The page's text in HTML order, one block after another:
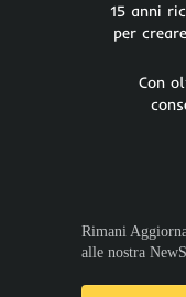
15 anni
per
Con
Rimani
alle nostra